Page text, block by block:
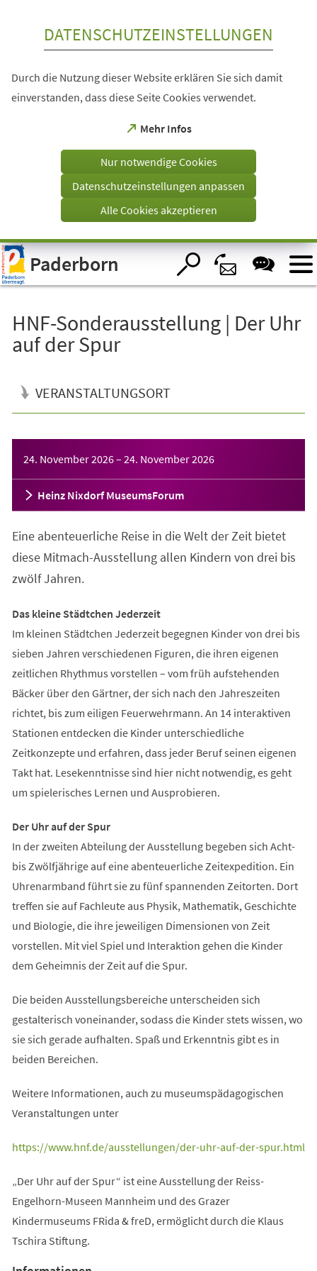
Visuelle
Assistenzsoftware
öffnen.
DATENSCHUTZEINSTELLUNGEN
Durch die Nutzung dieser Website erklären Sie sich damit
einverstanden, dass diese Seite Cookies verwendet.
Mehr Infos
(Öffnet
einem
Tab)
Nur notwendige Cookies
Datenschutzeinstellungen anpassen
Alle Cookies akzeptieren
Paderborn
HNF-Sonderausstellung | Der Uhr
auf der Spur
VERANSTALTUNGSORT
24. November 2026– 24. November 2026
Heinz Nixdorf MuseumsForum
Eine abenteuerliche Reise in die Welt der Zeit bietet
diese Mitmach-Ausstellung allen Kindern von drei bis
zwölf Jahren.
Das kleine Städtchen Jederzeit
Im kleinen Städtchen Jederzeit begegnen Kinder von drei bis
sieben Jahren verschiedenen Figuren, die ihren eigenen
zeitlichen Rhythmus vorstellen – vom früh aufstehenden
Bäcker über den Gärtner, der sich nach den Jahreszeiten
richtet, bis zum eiligen Feuerwehrmann. An 14 interaktiven
Stationen entdecken die Kinder unterschiedliche
Zeitkonzepte und erfahren, dass jeder Beruf seinen eigenen
Takt hat. Lesekenntnisse sind hier nicht notwendig, es geht
um spielerisches Lernen und Ausprobieren.
Der Uhr auf der Spur
In der zweiten Abteilung der Ausstellung begeben sich Acht-
bis Zwölfjährige auf eine abenteuerliche Zeitexpedition. Ein
Uhrenarmband führt sie zu fünf spannenden Zeitorten. Dort
treffen sie auf Fachleute aus Physik, Mathematik, Geschichte
und Biologie, die ihre jeweiligen Dimensionen von Zeit
vorstellen. Mit viel Spiel und Interaktion gehen die Kinder
dem Geheimnis der Zeit auf die Spur.
Die beiden Ausstellungsbereiche unterscheiden sich
gestalterisch voneinander, sodass die Kinder stets wissen, wo
sie sich gerade aufhalten. Spaß und Erkenntnis gibt es in
beiden Bereichen.
Weitere Informationen, auch zu museumspädagogischen
Veranstaltungen unter
https://www.hnf.de/ausstellungen/der-uhr-auf-der-spur.html
(Öffnet
einem
neuen
Tab)
„Der Uhr auf der Spur“ ist eine Ausstellung der Reiss-
Engelhorn-Museen Mannheim und des Grazer
Kindermuseums FRida & freD, ermöglicht durch die Klaus
Tschira Stiftung.